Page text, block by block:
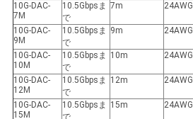
10G-DAC-
7M
10.5Gbpsま
で
7m 24AWG
10G-DAC-
9M
10.5Gbpsま
で
9m 24AWG
10G-DAC-
10M
10.5Gbpsま
で
10m 24AWG
10G-DAC-
12M
10.5Gbpsま
で
12m 24AWG
10G-DAC-
15M
10.5Gbpsま
15m 24AWG